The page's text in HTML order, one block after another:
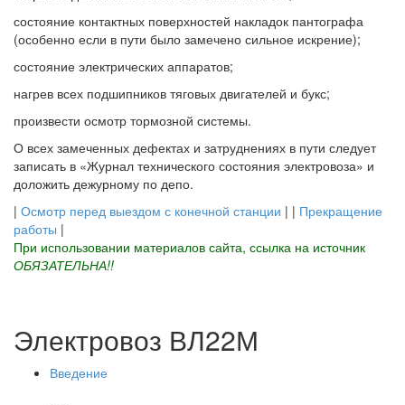
состояние контактных поверхностей накладок пантографа
(особенно если в пути было замечено сильное искрение);
состояние электрических аппаратов;
нагрев всех подшипников тяговых двигателей и букс;
произвести осмотр тормозной системы.
О всех замеченных дефектах и затруднениях в пути следует
записать в «Журнал технического состояния электровоза» и
доложить дежурному по депо.
| Осмотр перед выездом с конечной станции | | Прекращение
работы |
При использовании материалов сайта, ссылка на источник
ОБЯЗАТЕЛЬНА!!
Электровоз ВЛ22М
Введение